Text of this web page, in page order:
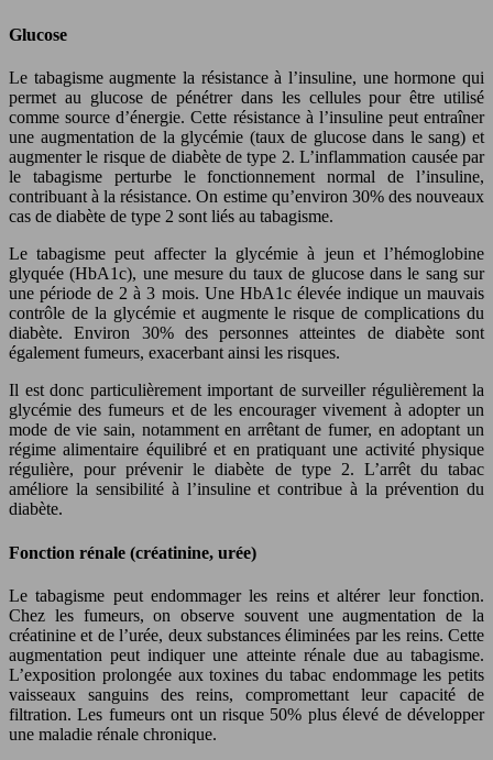
Glucose
Le tabagisme augmente la résistance à l’insuline, une hormone qui
permet au glucose de pénétrer dans les cellules pour être utilisé
comme source d’énergie. Cette résistance à l’insuline peut entraîner
une augmentation de la glycémie (taux de glucose dans le sang) et
augmenter le risque de diabète de type 2. L’inflammation causée par
le tabagisme perturbe le fonctionnement normal de l’insuline,
contribuant à la résistance. On estime qu’environ 30% des nouveaux
cas de diabète de type 2 sont liés au tabagisme.
Le tabagisme peut affecter la glycémie à jeun et l’hémoglobine
glyquée (HbA1c), une mesure du taux de glucose dans le sang sur
une période de 2 à 3 mois. Une HbA1c élevée indique un mauvais
contrôle de la glycémie et augmente le risque de complications du
diabète. Environ 30% des personnes atteintes de diabète sont
également fumeurs, exacerbant ainsi les risques.
Il est donc particulièrement important de surveiller régulièrement la
glycémie des fumeurs et de les encourager vivement à adopter un
mode de vie sain, notamment en arrêtant de fumer, en adoptant un
régime alimentaire équilibré et en pratiquant une activité physique
régulière, pour prévenir le diabète de type 2. L’arrêt du tabac
améliore la sensibilité à l’insuline et contribue à la prévention du
diabète.
Fonction rénale (créatinine, urée)
Le tabagisme peut endommager les reins et altérer leur fonction.
Chez les fumeurs, on observe souvent une augmentation de la
créatinine et de l’urée, deux substances éliminées par les reins. Cette
augmentation peut indiquer une atteinte rénale due au tabagisme.
L’exposition prolongée aux toxines du tabac endommage les petits
vaisseaux sanguins des reins, compromettant leur capacité de
filtration. Les fumeurs ont un risque 50% plus élevé de développer
une maladie rénale chronique.